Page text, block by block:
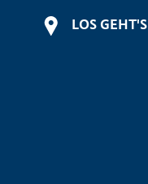
LOS GEHT'S